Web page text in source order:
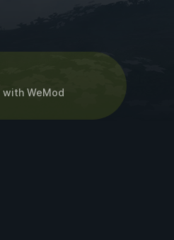
with WeMod